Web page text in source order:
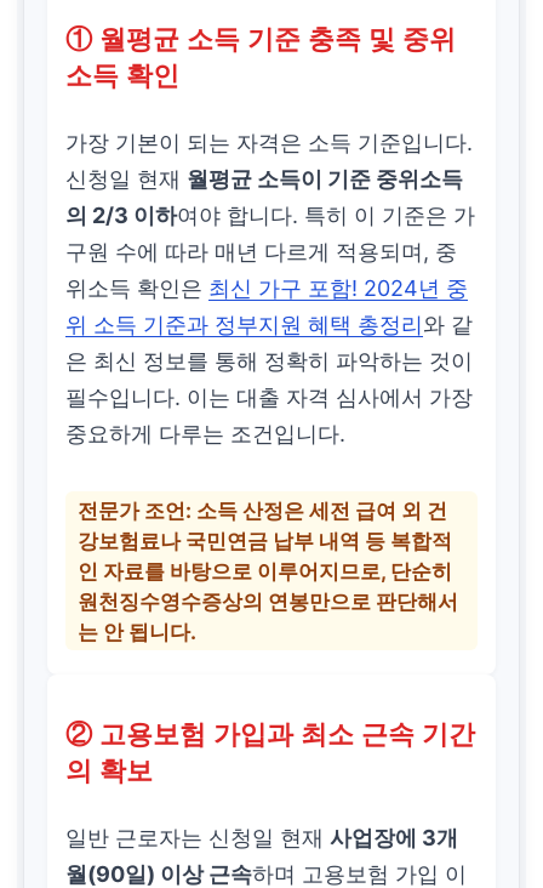
① 월평균 소득 기준 충족 및 중위
소득 확인
가장 기본이 되는 자격은 소득 기준입니다.
신청일 현재 월평균 소득이 기준 중위소득
의 2/3 이하여야 합니다. 특히 이 기준은 가
구원 수에 따라 매년 다르게 적용되며, 중
위소득 확인은 최신 가구 포함! 2024년 중
위 소득 기준과 정부지원 혜택 총정리와 같
은 최신 정보를 통해 정확히 파악하는 것이
필수입니다. 이는 대출 자격 심사에서 가장
중요하게 다루는 조건입니다.
전문가 조언: 소득 산정은 세전 급여 외 건
강보험료나 국민연금 납부 내역 등 복합적
인 자료를 바탕으로 이루어지므로, 단순히
원천징수영수증상의 연봉만으로 판단해서
는 안 됩니다.
② 고용보험 가입과 최소 근속 기간
의 확보
일반 근로자는 신청일 현재사업장에 3개
월(90일) 이상 근속하며 고용보험 가입 이